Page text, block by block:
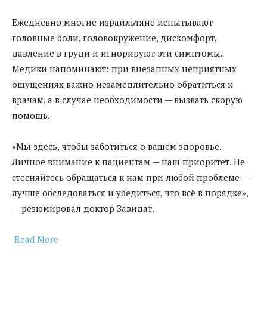
Ежедневно многие израильтяне испытывают
головные боли, головокружение, дискомфорт,
давление в груди и игнорируют эти симптомы.
Медики напоминают: при внезапных неприятных
ощущениях важно незамедлительно обратиться к
врачам, а в случае необходимости — вызвать скорую
помощь.
«Мы здесь, чтобы заботиться о вашем здоровье.
Личное внимание к пациентам — наш приоритет. Не
стесняйтесь обращаться к нам при любой проблеме —
лучше обследоваться и убедиться, что всё в порядке»,
— резюмировал доктор Завидат.
Read More